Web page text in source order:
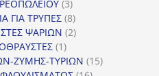
33
προϊόντα
ΓΙΑ ΤΡΥΠΕΣ 88
προϊόντα
ΨΑΡΙΩΝ 22
11
προϊόν
ΖΥΜΗΣ-ΤΥΡΙΩΝ 1515